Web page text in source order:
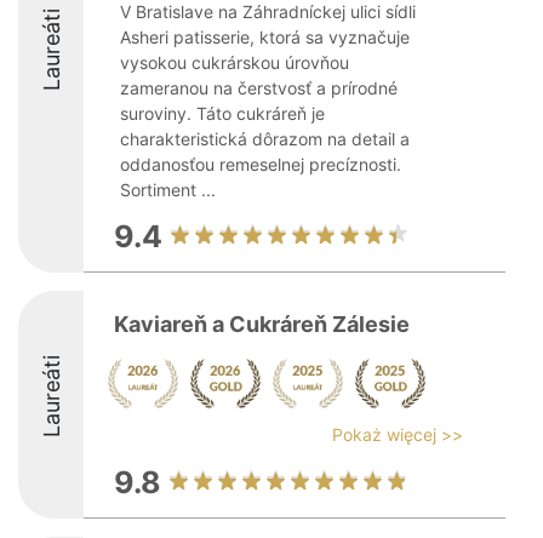
Laureáti
V Bratislave na Záhradníckej ulici sídli
Asheri patisserie, ktorá sa vyznačuje
vysokou cukrárskou úrovňou
zameranou na čerstvosť a prírodné
suroviny. Táto cukráreň je
charakteristická dôrazom na detail a
oddanosťou remeselnej precíznosti.
Sortiment ...
9.4
Laureáti
Kaviareň a Cukráreň Zálesie
Pokaż więcej >>
9.8